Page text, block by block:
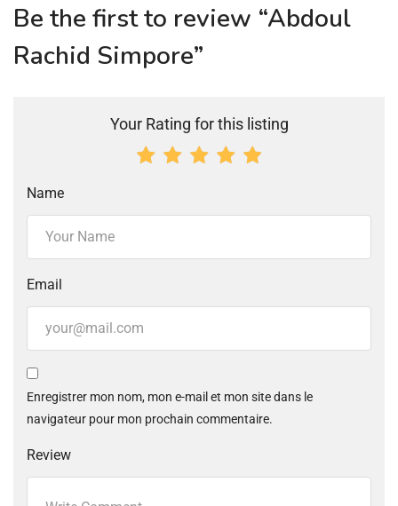
Be the first to review “Abdoul
Rachid Simpore”
Your Rating for this listing
Name
Email
Enregistrer mon nom, mon e-mail et mon site dans le
navigateur pour mon prochain commentaire.
Review